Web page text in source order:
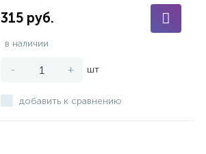
315 руб.
в наличии
- + шт
добавить к сравнению